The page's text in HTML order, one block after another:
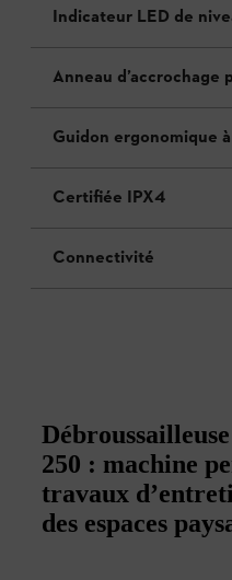
Indicateur LED de
Anneau d’accrochage
Guidon ergonomique
Certifiée IPX4
Connectivité
250 : machine
travaux
des espaces